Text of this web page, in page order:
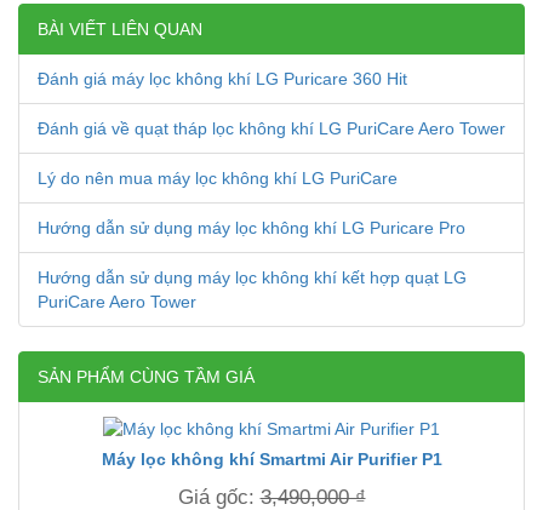
BÀI VIẾT LIÊN QUAN
Đánh giá máy lọc không khí LG Puricare 360 Hit
Đánh giá về quạt tháp lọc không khí LG PuriCare Aero Tower
Lý do nên mua máy lọc không khí LG PuriCare
Hướng dẫn sử dụng máy lọc không khí LG Puricare Pro
Hướng dẫn sử dụng máy lọc không khí kết hợp quạt LG
PuriCare Aero Tower
SẢN PHẨM CÙNG TẦM GIÁ
Máy lọc không khí Smartmi Air Purifier P1
Giá gốc:3,490,000 ₫